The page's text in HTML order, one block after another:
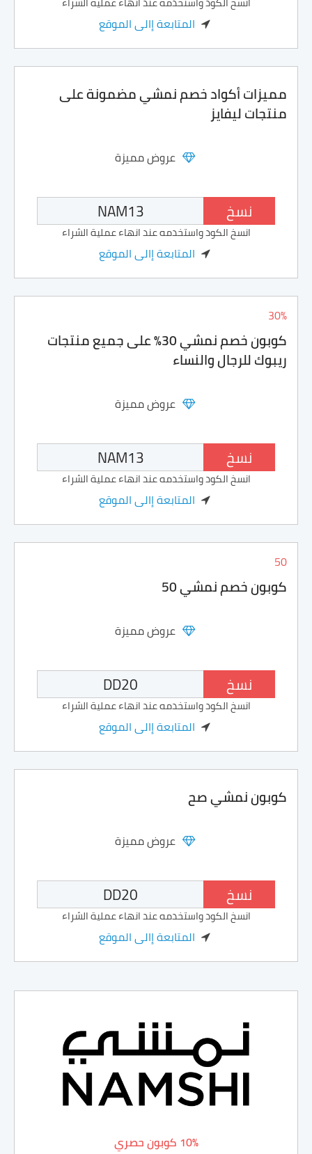
المتابعة إالى الموقع
مميزات أكواد خصم نمشي مضمونة على
منتجات ليفايز
عروض مميزة
نسخ
انسخ الكود واستخدمه عند انهاء عملية الشراء
المتابعة إالى الموقع
30%
كوبون خصم نمشي 30% على جميع منتجات
ريبوك للرجال والنساء
عروض مميزة
نسخ
انسخ الكود واستخدمه عند انهاء عملية الشراء
المتابعة إالى الموقع
50
كوبون خصم نمشي 50
عروض مميزة
نسخ
انسخ الكود واستخدمه عند انهاء عملية الشراء
المتابعة إالى الموقع
كوبون نمشي صح
عروض مميزة
نسخ
انسخ الكود واستخدمه عند انهاء عملية الشراء
المتابعة إالى الموقع
10% كوبون حصري